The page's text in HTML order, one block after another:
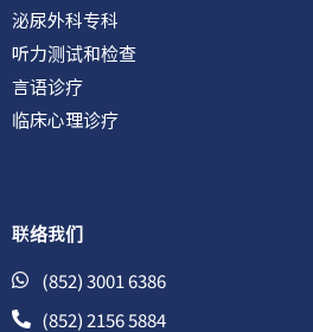
泌尿外科专科
听力测试和检查
言语诊疗
临床心理诊疗
联络我们
(852) 3001 6386
(852) 2156 5884